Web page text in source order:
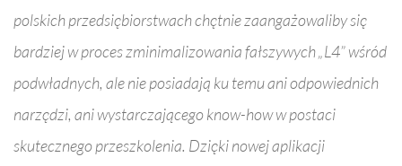
polskich przedsiębiorstwach chętnie zaangażowaliby się
bardziej w proces zminimalizowania fałszywych „L4” wśród
podwładnych, ale nie posiadają ku temu ani odpowiednich
narzędzi, ani wystarczającego know-how w postaci
skutecznego przeszkolenia. Dzięki nowej aplikacji